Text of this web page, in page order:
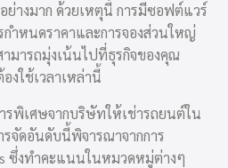
ย่างมาก ด้วยเหตุนี้ การมีซอฟต์แวร์
กำหนดราคาและการจองส่วนใหญ่
มารถมุ่งเน้นไปที่ธุรกิจของคุณ
งใช้เวลาเหล่านี้
รพิเศษจากบริษัทให้เช่ารถยนต์ใน
รจัดอันดับนี้พิจารณาจากการ
ซึ่งทำคะแนนในหมวดหมู่ต่างๆ